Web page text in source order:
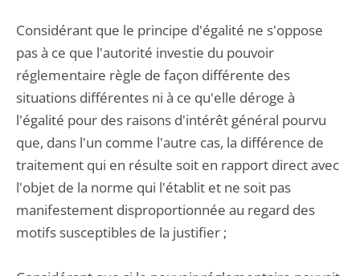
Considérant que le principe d'égalité ne s'oppose
pas à ce que l'autorité investie du pouvoir
réglementaire règle de façon différente des
situations différentes ni à ce qu'elle déroge à
l'égalité pour des raisons d'intérêt général pourvu
que, dans l'un comme l'autre cas, la différence de
traitement qui en résulte soit en rapport direct avec
l'objet de la norme qui l'établit et ne soit pas
manifestement disproportionnée au regard des
motifs susceptibles de la justifier ;